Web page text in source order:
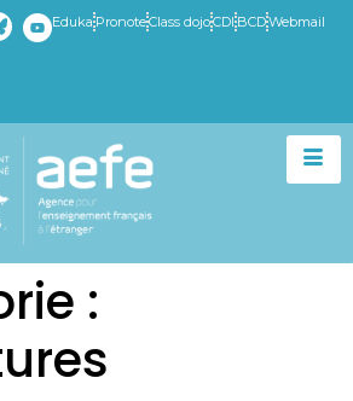
Eduka PronoteClass dojoCDI BCDWebmail
: